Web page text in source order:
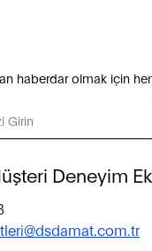
haberdar olmak için
Deneyim